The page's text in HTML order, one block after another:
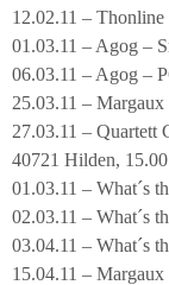
12.02.11 –
01.03.11 – Agog –
06.03.11 – Agog –
25.03.11 –
27.03.11 – Quartett
40721 Hilden,
01.03.11 – What´s
02.03.11 – What´s
03.04.11 – What´s
15.04.11 –